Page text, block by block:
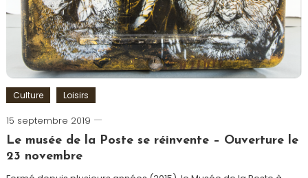
Culture Loisirs
15 septembre 2019
Romain-
Paris
Le musée de la Poste se réinvente – Ouverture le
23 novembre